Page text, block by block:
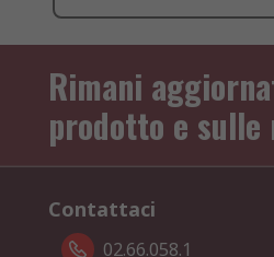
Rimani
prodotto e
Contattaci
02.66.058.1